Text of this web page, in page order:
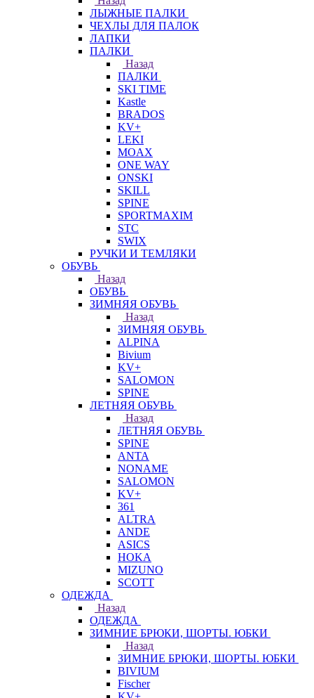
ЛЫЖНЫЕ ПАЛКИ
ЧЕХЛЫ ДЛЯ ПАЛОК
ЛАПКИ
ПАЛКИ
Назад
ПАЛКИ
SKI TIME
Kastle
BRADOS
KV+
LEKI
MOAX
ONE WAY
ONSKI
SKILL
SPINE
SPORTMAXIM
STC
SWIX
РУЧКИ И ТЕМЛЯКИ
ОБУВЬ
Назад
ОБУВЬ
ЗИМНЯЯ ОБУВЬ
Назад
ЗИМНЯЯ ОБУВЬ
ALPINA
Bivium
KV+
SALOMON
SPINE
ЛЕТНЯЯ ОБУВЬ
Назад
ЛЕТНЯЯ ОБУВЬ
SPINE
ANTA
NONAME
SALOMON
KV+
361
ALTRA
ANDE
ASICS
HOKA
MIZUNO
SCOTT
ОДЕЖДА
Назад
ОДЕЖДА
ЗИМНИЕ БРЮКИ, ШОРТЫ. ЮБКИ
Назад
ЗИМНИЕ БРЮКИ, ШОРТЫ. ЮБКИ
BIVIUM
Fischer